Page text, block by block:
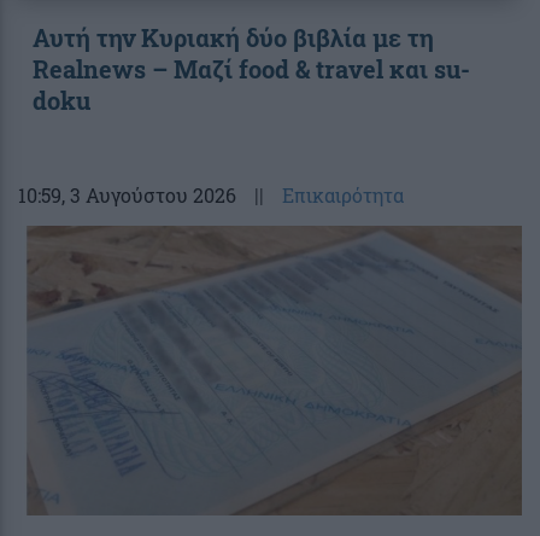
Αυτή την Κυριακή δύο βιβλία με τη
Realnews – Μαζί food & travel και su-
doku
10:59, 3 Αυγούστου 2026 || Επικαιρότητα